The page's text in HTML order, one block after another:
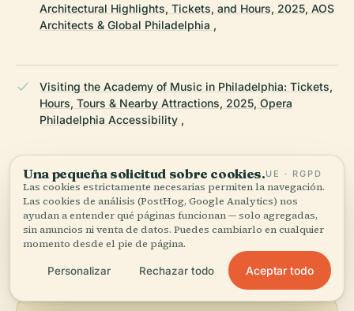
Architectural Highlights, Tickets, and Hours, 2025, AOS
Architects & Global Philadelphia ,
Visiting the Academy of Music in Philadelphia: Tickets,
Hours, Tours & Nearby Attractions, 2025, Opera
Philadelphia Accessibility ,
Wikipedia — Academia de Música (Filadelfia)
ÚLTIMA REVISIÓN: APRIL 2026
Documentado a partir de Wikidata, Wikipedia y fuentes
oficiales · verificado ·Cómo hacemos nuestras guías →
Una pequeña solicitud sobre cookies.UE · RGPD
Las cookies estrictamente necesarias permiten la navegación.
Las cookies de análisis (PostHog, Google Analytics) nos
ayudan a entender qué páginas funcionan — solo agregadas,
sin anuncios ni venta de datos. Puedes cambiarlo en cualquier
momento desde el pie de página.
Personalizar Rechazar todo Aceptar todo